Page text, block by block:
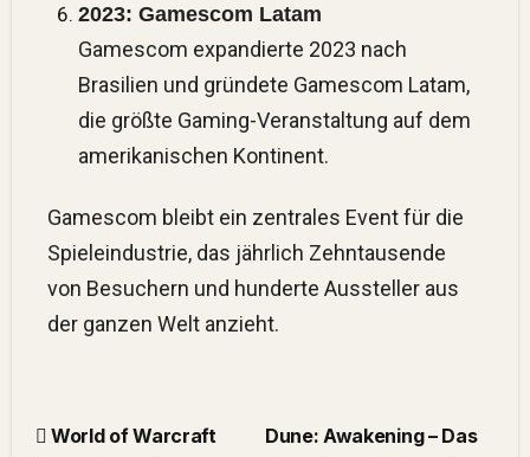
2023: Gamescom Latam
Gamescom expandierte 2023 nach
Brasilien und gründete Gamescom Latam,
die größte Gaming-Veranstaltung auf dem
amerikanischen Kontinent​.
Gamescom bleibt ein zentrales Event für die
Spieleindustrie, das jährlich Zehntausende
von Besuchern und hunderte Aussteller aus
der ganzen Welt anzieht.
World of Warcraft
Dune: Awakening – Das